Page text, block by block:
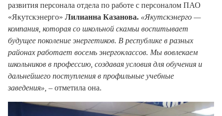
развития персонала отдела по работе с персоналом ПАО
«Якутскэнерго» Лилианна Казанова. «Якутскэнерго —
компания, которая со школьной скамьи воспитывает
будущее поколение энергетиков. В республике в разных
районах работает восемь энергоклассов. Мы вовлекаем
школьников в профессию, создавая условия для обучения и
дальнейшего поступления в профильные учебные
заведения», – отметила она.